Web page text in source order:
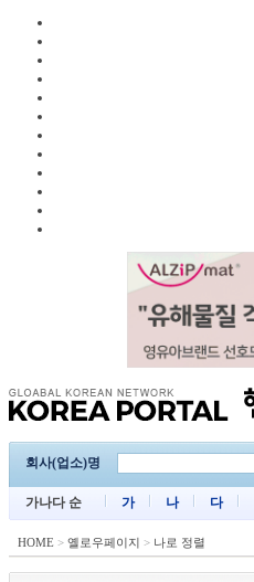
회사(업소)명
가나다 순 가 나 다
HOME > 옐로우페이지 > 나로 정렬